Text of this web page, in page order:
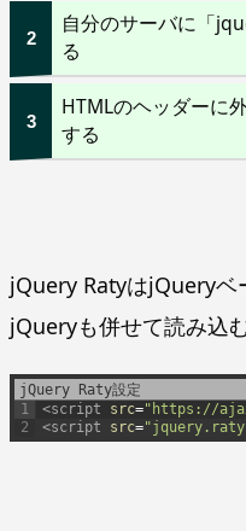
自分のサーバに「
る
HTMLのヘッダーに
する
jQuery RatyはjQueryベ
jQueryも併せて読み込
jQuery Raty設定
1
2
<script src="https://
<script src=